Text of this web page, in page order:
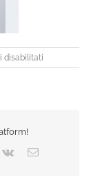
disabilitati
Vk Email